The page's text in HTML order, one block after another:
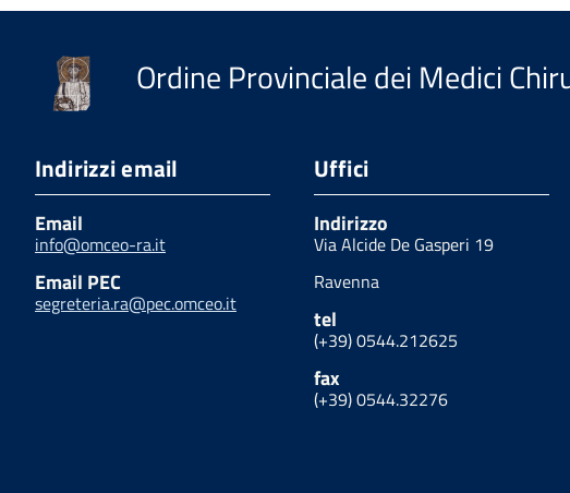
Ordine Provinciale dei Medici
Indirizzi email
Email
info@omceo-ra.it
Email PEC
segreteria.ra@pec.omceo.it
Uffici
Indirizzo
Via Alcide De Gasperi 19
Ravenna
tel
(+39) 0544.212625
fax
(+39) 0544.32276